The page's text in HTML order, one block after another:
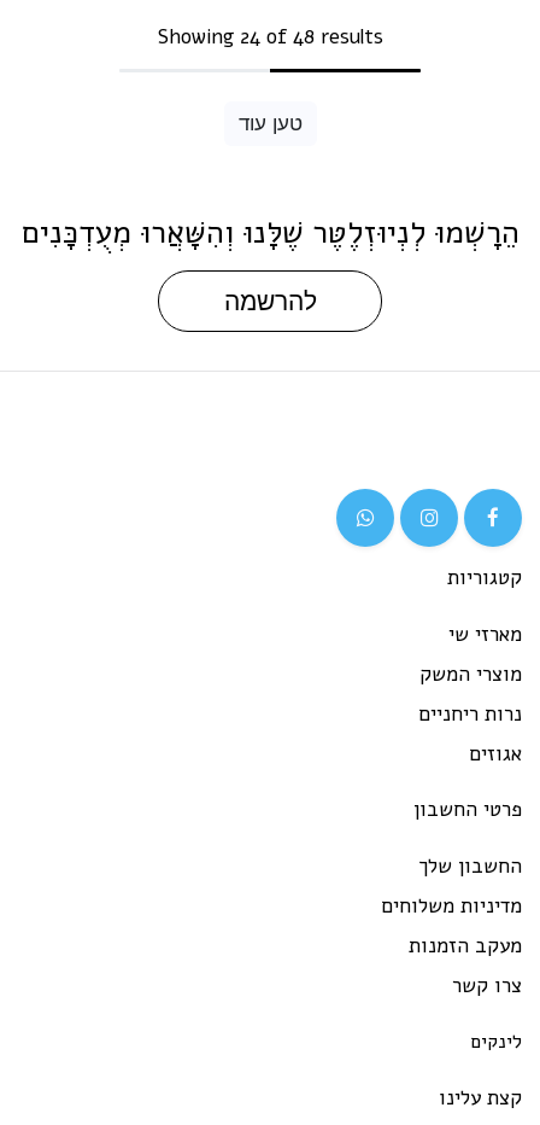
Showing 24 of 48 results
טען עוד
הֵרָשְׁמוּ לְנְיוּזְלֶטֶּר שֶׁלָּנוּ וְהִשָּׁאֲרוּ מְעֻדְכָּנִים
להרשמה
קטגוריות
מארזי שי
מוצרי המשק
נרות ריחניים
אגוזים
פרטי החשבון
החשבון שלך
מדיניות משלוחים
מעקב הזמנות
צרו קשר
לינקים
קצת עלינו